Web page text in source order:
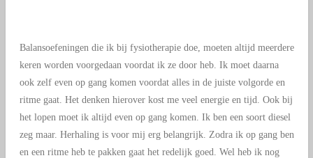
Balansoefeningen die ik bij fysiotherapie doe, moeten altijd meerdere
keren worden voorgedaan voordat ik ze door heb. Ik moet daarna
ook zelf even op gang komen voordat alles in de juiste volgorde en
ritme gaat. Het denken hierover kost me veel energie en tijd. Ook bij
het lopen moet ik altijd even op gang komen. Ik ben een soort diesel
zeg maar. Herhaling is voor mij erg belangrijk. Zodra ik op gang ben
en een ritme heb te pakken gaat het redelijk goed. Wel heb ik nog